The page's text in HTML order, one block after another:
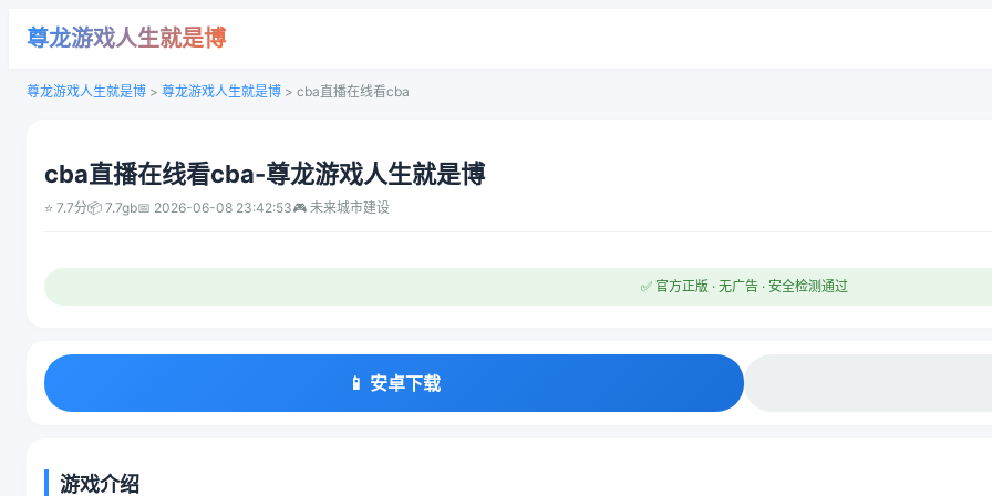
尊龙游戏人生就是博
尊龙游戏人生就是博 > 尊龙游戏人生就是博 > cba直播在线看cba
cba直播在线看cba-尊龙游戏人生就是博
⭐ 7.7分📦 7.7gb📅 2026-06-08 23:42:53🎮 未来城市建设
✅ 官方正版 · 无广告 · 安全检测通过
📱 安卓下载
游戏介绍